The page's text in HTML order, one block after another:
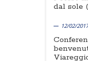
dal sole
12/02/2017